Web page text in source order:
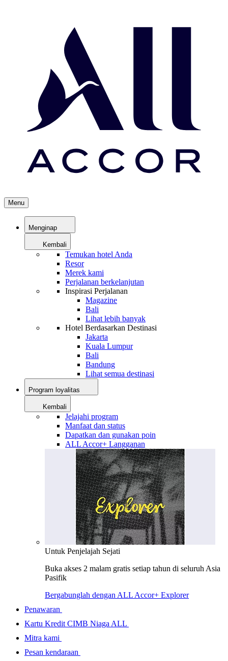
Menu
Menginap
Kembali
Temukan hotel Anda
Resor
Merek kami
Perjalanan berkelanjutan
Inspirasi Perjalanan
Magazine
Bali
Lihat lebih banyak
Hotel Berdasarkan Destinasi
Jakarta
Kuala Lumpur
Bali
Bandung
Lihat semua destinasi
Program loyalitas
Kembali
Jelajahi program
Manfaat dan status
Dapatkan dan gunakan poin
ALL Accor+ Langganan
Untuk Penjelajah Sejati
Buka akses 2 malam gratis setiap tahun di seluruh Asia
Pasifik
Bergabunglah dengan ALL Accor+ Explorer
Penawaran
Kartu Kredit CIMB Niaga ALL
Mitra kami
Pesan kendaraan